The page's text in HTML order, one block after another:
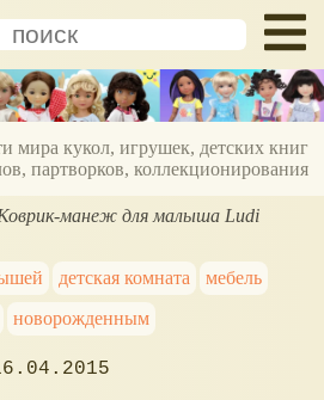
мира кукол, игрушек, детских книг
партворков, коллекционирования
манеж для малыша Ludi
детская комната
мебель
новорожденным